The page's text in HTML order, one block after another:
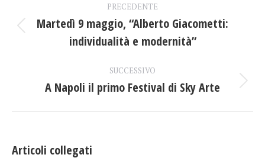
tra
PRECEDENTE
Post
precedente:
Martedì 9 maggio, “Alberto Giacometti:
individualità e modernità”
SUCCESSIVO
Prossimo
A Napoli il primo Festival di Sky Arte
Articoli collegati